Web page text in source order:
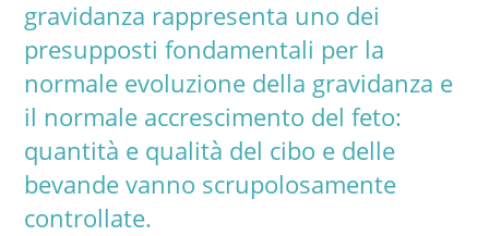
gravidanza rappresenta uno dei
presupposti fondamentali per la
normale evoluzione della gravidanza e
il normale accrescimento del feto:
quantità e qualità del cibo e delle
bevande vanno scrupolosamente
controllate.